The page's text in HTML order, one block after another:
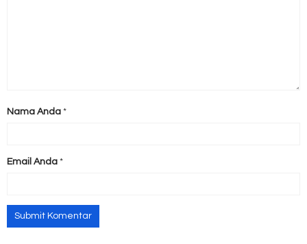
Nama Anda *
Email Anda *